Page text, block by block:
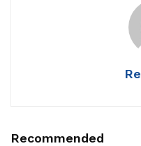
Recommended